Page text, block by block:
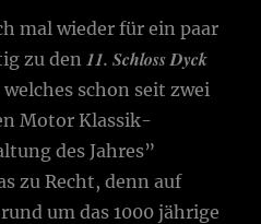
mal wieder für ein paar
zu den 11. Schloss Dyck
welches schon seit zwei
Motor Klassik-
des Jahres”
zu Recht, denn auf
um das 1000 jährige